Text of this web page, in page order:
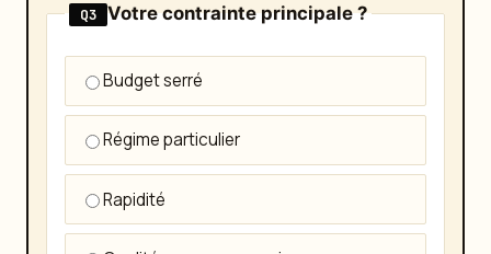
Q3 Votre contrainte principale ?
Budget serré
Régime particulier
Rapidité